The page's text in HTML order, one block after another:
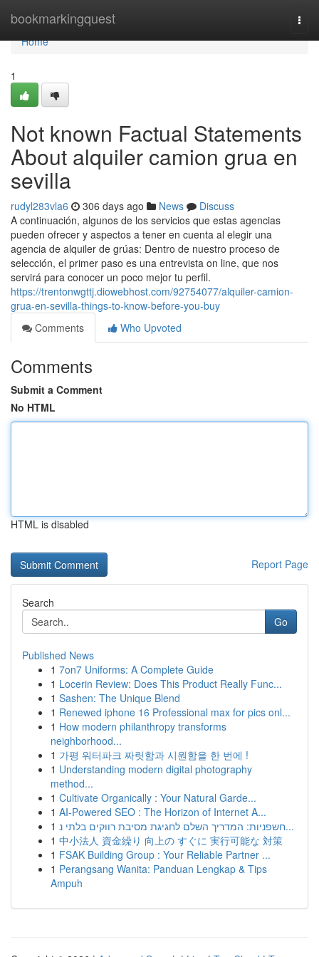
bookmarkingquest
Home
Home
1
Not known Factual Statements
About alquiler camion grua en
sevilla
rudyl283vla6 306 days ago News
Discuss
A continuación, algunos de los servicios que estas agencias
pueden ofrecer y aspectos a tener en cuenta al elegir una
agencia de alquiler de grúas: Dentro de nuestro proceso de
selección, el primer paso es una entrevista on line, que nos
servirá para conocer un poco mejor tu perfil.
https://trentonwgttj.diowebhost.com/92754077/alquiler-camion-
grua-en-sevilla-things-to-know-before-you-buy
Comments
Who Upvoted
Comments
Submit a Comment
No HTML
HTML is disabled
Report Page
Search
Go
Published News
1 7on7 Uniforms: A Complete Guide
1 Locerin Review: Does This Product Really Func...
1 Sashen: The Unique Blend
1 Renewed iphone 16 Professional max for pics onl...
1 How modern philanthropy transforms
neighborhood...
1 가평 워터파크 짜릿함과 시원함을 한 번에 !
1 Understanding modern digital photography
method...
1 Cultivate Organically : Your Natural Garde...
1 AI-Powered SEO : The Horizon of Internet A...
1
חשפניות: המדריך השלם לחגיגת מסיבת רווקים בלתי נ...
1 中小法人 資金繰り 向上の すぐに 実行可能な 対策
1 FSAK Building Group : Your Reliable Partner ...
1 Perangsang Wanita: Panduan Lengkap & Tips
Ampuh